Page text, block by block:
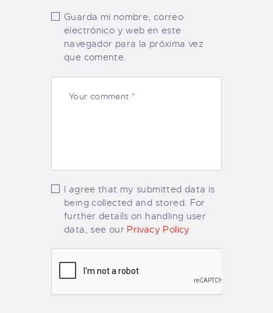
Guarda mi nombre, correo
electrónico y web en este
navegador para la próxima vez
que comente.
I agree that my submitted data is
being collected and stored. For
further details on handling user
data, see our Privacy Policy